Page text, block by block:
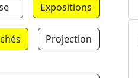
Expositions
Projection